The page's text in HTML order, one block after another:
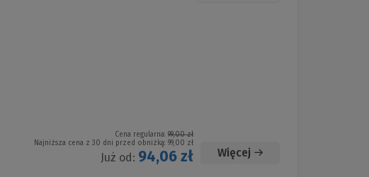
Cena regularna: 99,00 zł
Najniższa cena z 30 dni przed obniżką: 99,00 zł
Już od: 94,06 zł Więcej